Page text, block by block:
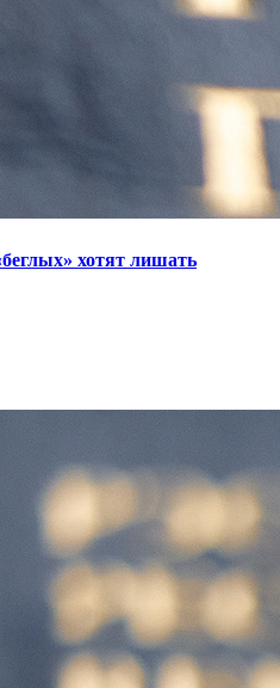
хотят лишать